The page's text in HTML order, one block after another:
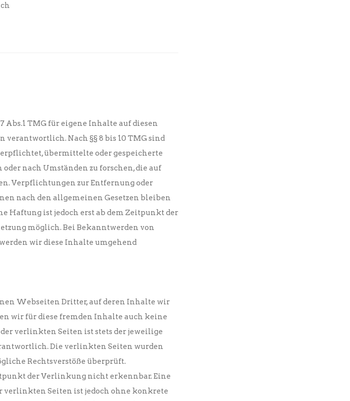
Abs.1 TMG für eigene Inhalte auf diesen
verantwortlich. Nach §§ 8 bis 10 TMG sind
übermittelte oder gespeicherte
nach Umständen zu forschen, die auf
Verpflichtungen zur Entfernung oder
nach den allgemeinen Gesetzen bleiben
Haftung ist jedoch erst ab dem Zeitpunkt der
möglich. Bei Bekanntwerden von
wir diese Inhalte umgehend
Webseiten Dritter, auf deren Inhalte wir
wir für diese fremden Inhalte auch keine
verlinkten Seiten ist stets der jeweilige
Die verlinkten Seiten wurden
Rechtsverstöße überprüft.
der Verlinkung nicht erkennbar. Eine
Seiten ist jedoch ohne konkrete